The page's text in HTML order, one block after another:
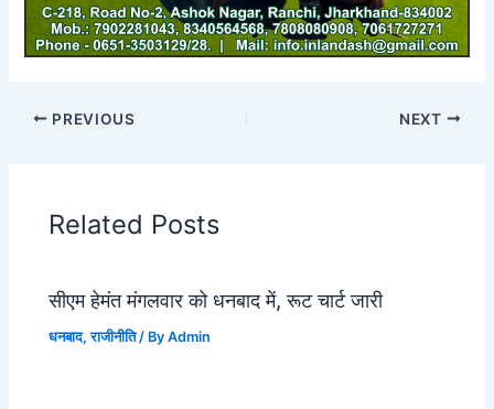
PREVIOUS NEXT
Related Posts
सीएम हेमंत मंगलवार को धनबाद में, रूट चार्ट जारी
धनबाद,राजीनीति/ ByAdmin